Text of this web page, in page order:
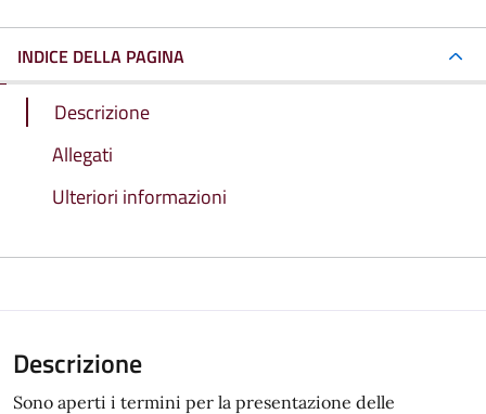
INDICE DELLA PAGINA
Descrizione
Allegati
Ulteriori informazioni
Descrizione
Sono aperti i termini per la presentazione delle